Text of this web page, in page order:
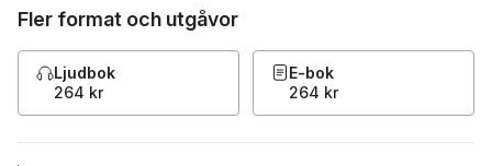
Fler format och utgåvor
Ljudbok
264 kr
E-bok
264 kr